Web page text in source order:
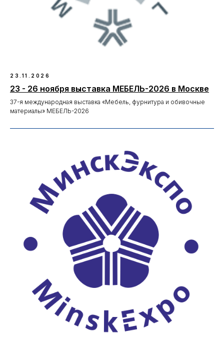
23.11.2026
23 - 26 ноября выставка МЕБЕЛЬ-2026 в Москве
37-я международная выставка «Мебель, фурнитура и обивочные
материалы» МЕБЕЛЬ-2026